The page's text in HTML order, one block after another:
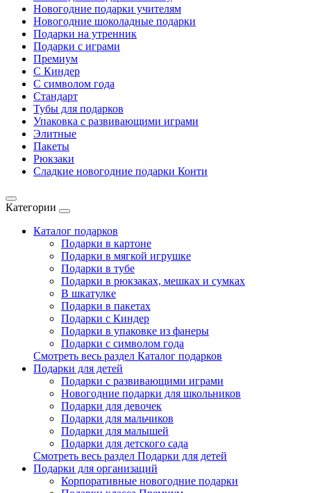
Новогодние подарки учителям
Новогодние шоколадные подарки
Подарки на утренник
Подарки с играми
Премиум
С Киндер
С символом года
Стандарт
Тубы для подарков
Упаковка с развивающими играми
Элитные
Пакеты
Рюкзаки
Сладкие новогодние подарки Конти
Категории
Каталог подарков
Подарки в картоне
Подарки в мягкой игрушке
Подарки в тубе
Подарки в рюкзаках, мешках и сумках
В шкатулке
Подарки в пакетах
Подарки с Киндер
Подарки в упаковке из фанеры
Подарки с символом года
Смотреть весь раздел Каталог подарков
Подарки для детей
Подарки с развивающими играми
Новогодние подарки для школьников
Подарки для девочек
Подарки для мальчиков
Подарки для малышей
Подарки для детского сада
Смотреть весь раздел Подарки для детей
Подарки для организаций
Корпоративные новогодние подарки